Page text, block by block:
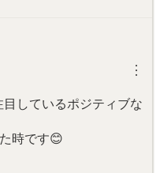
︙
しているポジティブな
時です😊